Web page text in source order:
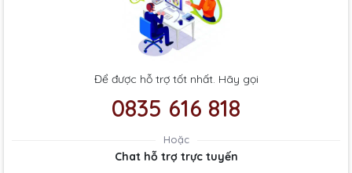
Để được hỗ trợ tốt nhất. Hãy gọi
0835 616 818
Hoặc
Chat hỗ trợ trực tuyến